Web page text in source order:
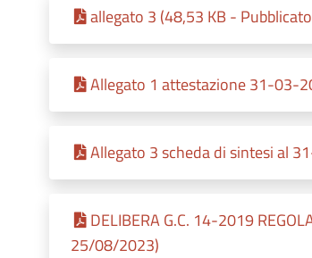
allegato 3 (48,53 KB -
Allegato 1 attestazione 31-03-
Allegato 3 scheda di sintesi al
DELIBERA G.C. 14-2019
25/08/2023)